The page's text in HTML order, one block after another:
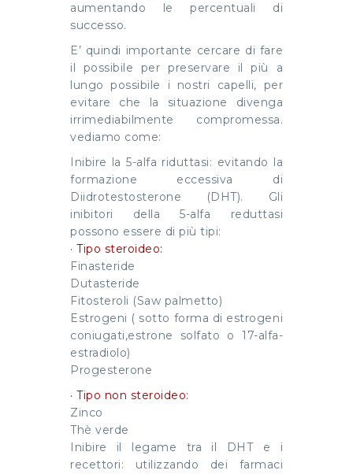
aumentando le percentuali di
successo.
E’ quindi importante cercare di fare
il possibile per preservare il più a
lungo possibile i nostri capelli, per
evitare che la situazione divenga
irrimediabilmente compromessa.
vediamo come:
Inibire la 5-alfa riduttasi: evitando la
formazione eccessiva di
Diidrotestosterone (DHT). Gli
inibitori della 5-alfa reduttasi
possono essere di più tipi:
· Tipo steroideo:
Finasteride
Dutasteride
Fitosteroli (Saw palmetto)
Estrogeni ( sotto forma di estrogeni
coniugati,estrone solfato o 17-alfa-
estradiolo)
Progesterone
· Tipo non steroideo:
Zinco
Thè verde
Inibire il legame tra il DHT e i
recettori: utilizzando dei farmaci